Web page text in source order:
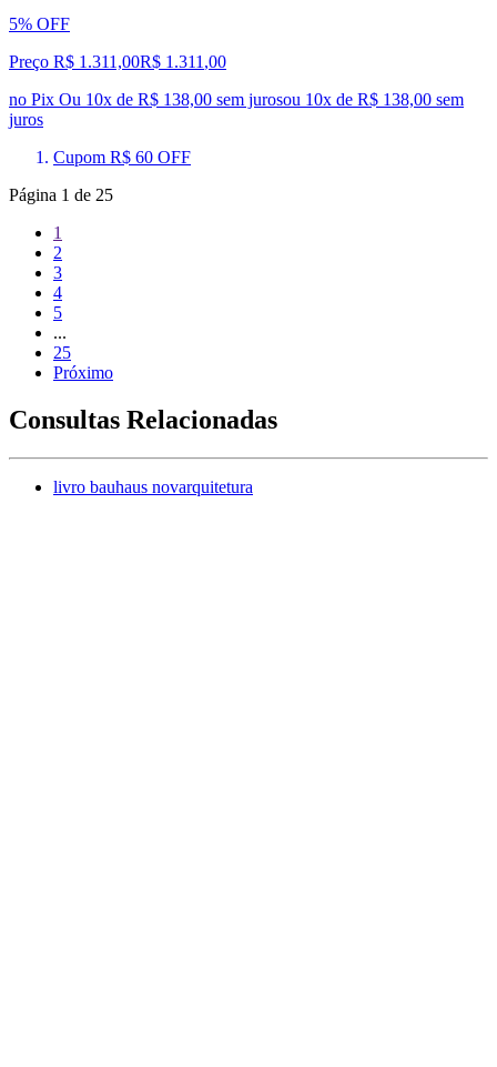
5% OFF
Preço R$ 1.311,00R$ 1.311 ,00
no Pix Ou 10x de R$ 138,00 sem jurosou 10x de R$ 138,00 sem
juros
Cupom R$ 60 OFF
Página 1 de 25
1
2
3
4
5
...
25
Próximo
Consultas Relacionadas
livro bauhaus novarquitetura